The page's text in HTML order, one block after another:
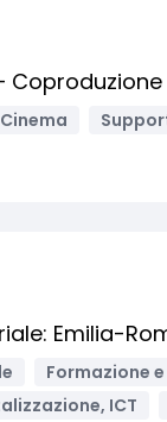
Coproduzione
Emilia-
Formazione
ICT